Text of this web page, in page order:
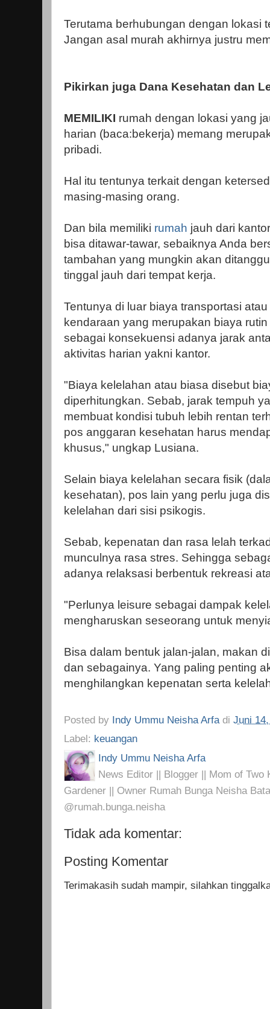
Terutama berhubungan dengan lokasi
Jangan asal murah akhirnya justru
Pikirkan juga Dana Kesehatan dan
MEMILIKI rumah dengan lokasi yang
harian (baca:bekerja) memang
pribadi.
Hal itu tentunya terkait dengan
masing-masing orang.
Dan bila memiliki rumah jauh dari
bisa ditawar-tawar, sebaiknya Anda
tambahan yang mungkin akan
tinggal jauh dari tempat kerja.
Tentunya di luar biaya transportasi
kendaraan yang merupakan biaya
sebagai konsekuensi adanya jarak
aktivitas harian yakni kantor.
"Biaya kelelahan atau biasa disebut
diperhitungkan. Sebab, jarak tempuh
membuat kondisi tubuh lebih rentan
pos anggaran kesehatan harus
khusus," ungkap Lusiana.
Selain biaya kelelahan secara fisik
kesehatan), pos lain yang perlu juga
kelelahan dari sisi psikogis.
Sebab, kepenatan dan rasa lelah
munculnya rasa stres. Sehingga
adanya relaksasi berbentuk rekreasi
"Perlunya leisure sebagai dampak
mengharuskan seseorang untuk
Bisa dalam bentuk jalan-jalan, makan
dan sebagainya. Yang paling penting
menghilangkan kepenatan serta
Posted by Indy Ummu Neisha Arfa di Juni
Label: keuangan
Indy Ummu Neisha Arfa
News Editor || Blogger || Mom of Two
Gardener || Owner Rumah Bunga Neisha
@rumah.bunga.neisha
Tidak ada komentar:
Posting Komentar
Terimakasih sudah mampir, silahkan